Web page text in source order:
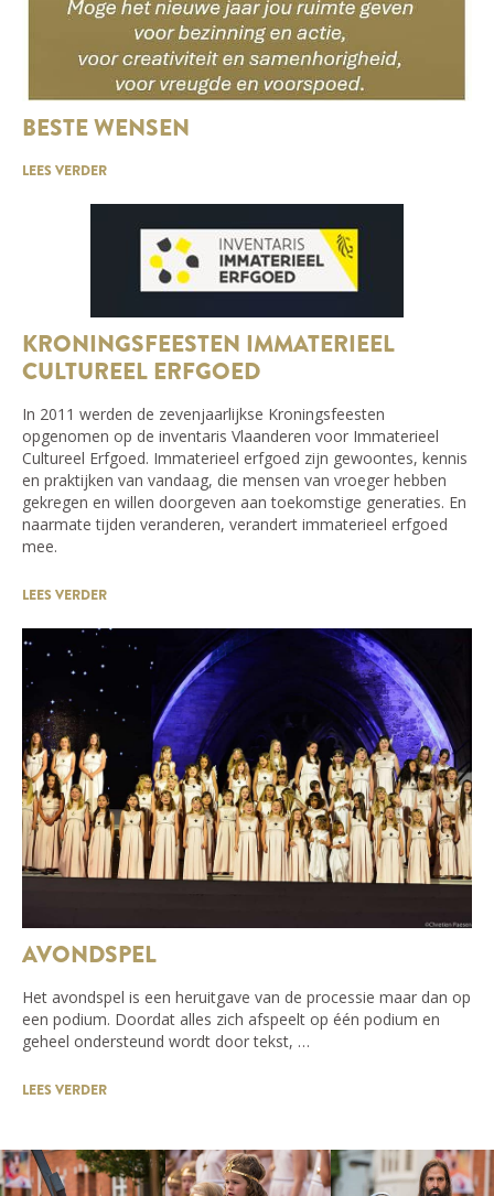
BESTE WENSEN
LEES VERDER
KRONINGSFEESTEN IMMATERIEEL
CULTUREEL ERFGOED
In 2011 werden de zevenjaarlijkse Kroningsfeesten
opgenomen op de inventaris Vlaanderen voor Immaterieel
Cultureel Erfgoed. Immaterieel erfgoed zijn gewoontes, kennis
en praktijken van vandaag, die mensen van vroeger hebben
gekregen en willen doorgeven aan toekomstige generaties. En
naarmate tijden veranderen, verandert immaterieel erfgoed
mee.
LEES VERDER
AVONDSPEL
Het avondspel is een heruitgave van de processie maar dan op
een podium. Doordat alles zich afspeelt op één podium en
geheel ondersteund wordt door tekst, …
LEES VERDER